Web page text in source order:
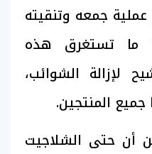
جمعه وتنقيته
ما تستغرق هذه
لإزالة الشوائب،
المنتجين.
أن حتى الشلاجيت